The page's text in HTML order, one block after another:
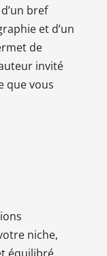
bref
et d’un
de
invité
que vous
niche,